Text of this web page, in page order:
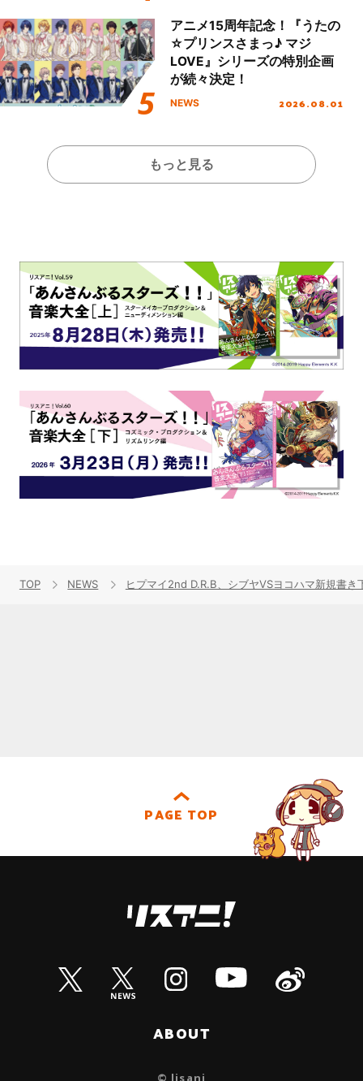
アニメ15周年記念！『うたの
☆プリンスさまっ♪ マジ
LOVE』シリーズの特別企画
が続々決定！
NEWS 2026.08.01
もっと見る
TOP NEWS ヒプマイ2nd D.R.B、シブヤVSヨコハマ新規書
PAGE TOP
ABOUT
© lisani